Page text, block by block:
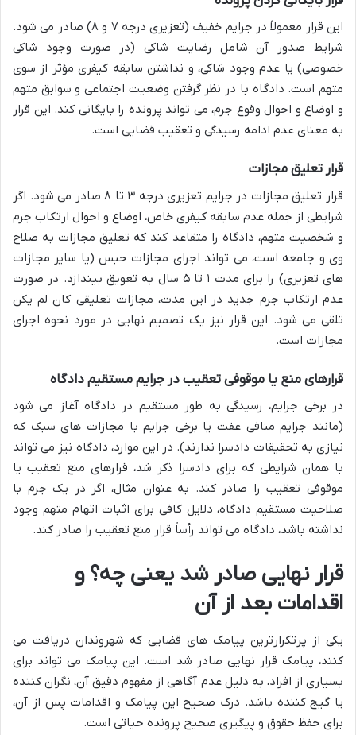
این قرار معمولاً در جرایم خفیف (تعزیری درجه ۷ و ۸) صادر می شود.
شرایط صدور آن شامل رضایت شاکی (در صورت وجود شاکی
خصوصی) یا عدم وجود شاکی، و نداشتن سابقه کیفری مؤثر از سوی
متهم است. دادگاه با در نظر گرفتن وضعیت اجتماعی و سوابق متهم
و اوضاع و احوال وقوع جرم، می تواند پرونده را بایگانی کند. این قرار
به معنای عدم ادامه رسیدگی و تعقیب قضایی است.
قرار تعلیق مجازات
قرار تعلیق مجازات در جرایم تعزیری درجه ۳ تا ۸ صادر می شود. اگر
شرایطی از جمله عدم سابقه کیفری خاص، اوضاع و احوال ارتکاب جرم
و شخصیت متهم، دادگاه را متقاعد کند که تعلیق مجازات به صلاح
وی و جامعه است، می تواند اجرای مجازات حبس (یا سایر مجازات
های تعزیری) را برای مدت ۱ تا ۵ سال به تعویق بیندازد. در صورت
عدم ارتکاب جرم جدید در این مدت، مجازات تعلیقی کان لم یکن
تلقی می شود. این قرار نیز یک تصمیم نهایی در مورد نحوه اجرای
مجازات است.
قرارهای منع یا موقوفی تعقیب در جرایم مستقیم دادگاه
در برخی جرایم، رسیدگی به طور مستقیم در دادگاه آغاز می شود
(مانند جرایم منافی عفت یا برخی جرایم با مجازات های سبک که
نیازی به تحقیقات دادسرا ندارند). در این موارد، دادگاه نیز می تواند
با همان شرایطی که برای دادسرا ذکر شد، قرارهای منع تعقیب یا
موقوفی تعقیب را صادر کند. به عنوان مثال، اگر در یک جرم با
صلاحیت مستقیم دادگاه، دلایل کافی برای اثبات اتهام متهم وجود
نداشته باشد، دادگاه می تواند رأساً قرار منع تعقیب را صادر کند.
قرار نهایی صادر شد یعنی چه؟ و
اقدامات بعد از آن
یکی از پرتکرارترین پیامک های قضایی که شهروندان دریافت می
کنند، پیامک قرار نهایی صادر شد است. این پیامک می تواند برای
بسیاری از افراد، به دلیل عدم آگاهی از مفهوم دقیق آن، نگران کننده
یا گیج کننده باشد. درک صحیح این پیامک و اقدامات پس از آن،
برای حفظ حقوق و پیگیری صحیح پرونده حیاتی است.